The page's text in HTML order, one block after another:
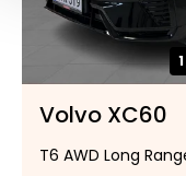
Volvo XC60
T6 AWD Long